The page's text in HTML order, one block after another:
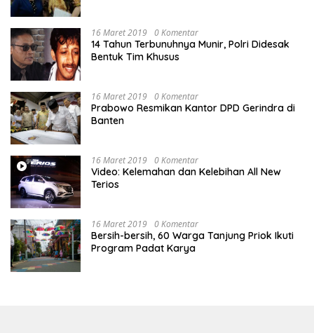
16 Maret 2019 0 Komentar
14 Tahun Terbunuhnya Munir, Polri Didesak
Bentuk Tim Khusus
16 Maret 2019 0 Komentar
Prabowo Resmikan Kantor DPD Gerindra di
Banten
16 Maret 2019 0 Komentar
Video: Kelemahan dan Kelebihan All New
Terios
16 Maret 2019 0 Komentar
Bersih-bersih, 60 Warga Tanjung Priok Ikuti
Program Padat Karya